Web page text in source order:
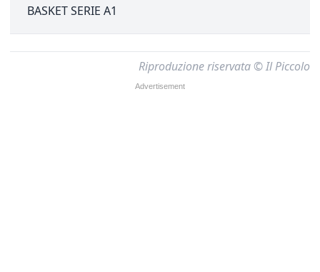
BASKET SERIE A1
Riproduzione riservata © Il Piccolo